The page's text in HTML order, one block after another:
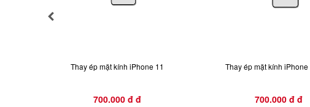
Thay ép mặt kính iPhone 11
700.000 đ đ
Thay ép mặt kính iPhone
700.000 đ đ